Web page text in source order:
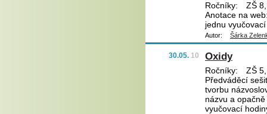
Ročníky:
ZŠ 8,
Anotace na
jednu
Autor: Šárka
30.05. 10 Oxidy
Ročníky:
ZŠ
Předváděcí
tvorbu
názvu a
vyučovací